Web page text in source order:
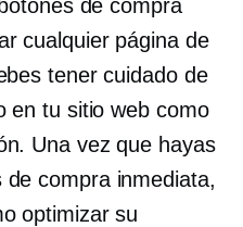
de compra
cualquier página de
tener cuidado de
en tu sitio web como
Una vez que hayas
compra inmediata,
optimizar su